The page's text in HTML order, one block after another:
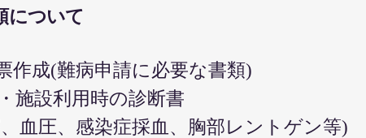
について
診断書
票作成(難病申請に必要な書類)
施設利用時の診断書
血圧、感染症採血、胸部レント